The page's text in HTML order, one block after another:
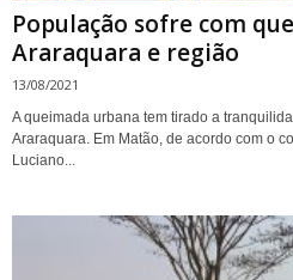
População sofre com
Araraquara e região
13/08/2021
A queimada urbana tem tirado a
Araraquara. Em Matão, de acordo com o
Luciano...